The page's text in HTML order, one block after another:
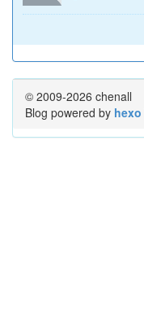
© 2009-2026 chenall
Blog powered by hexo